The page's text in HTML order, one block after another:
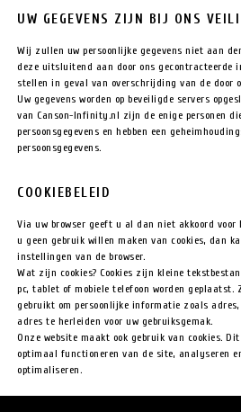
UW GEGEVENS ZIJN BIJ ONS
Wij zullen uw persoonlijke gegevens niet aan
deze uitsluitend aan door ons gecontracteerde
stellen in geval van overschrijding van de door
Uw gegevens worden op beveiligde servers
van Canson-Infinity.nl zijn de enige personen
persoonsgegevens en hebben een
persoonsgegevens.
COOKIEBELEID
Via uw browser geeft u al dan niet akkoord voor
u geen gebruik willen maken van cookies, dan
instellingen van de browser.
Wat zijn cookies? Cookies zijn kleine
pc, tablet of mobiele telefoon worden geplaatst.
gebruikt om persoonlijke informatie zoals
adres te herleiden voor uw gebruiksgemak.
Onze website maakt ook gebruik van cookies.
optimaal functioneren van de site, analyseren
optimaliseren.